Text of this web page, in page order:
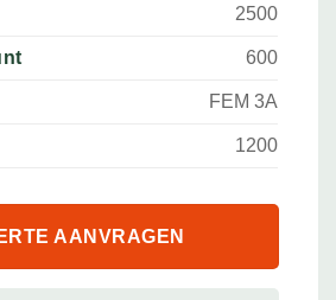
2500
600
FEM 3A
1200
AANVRAGEN